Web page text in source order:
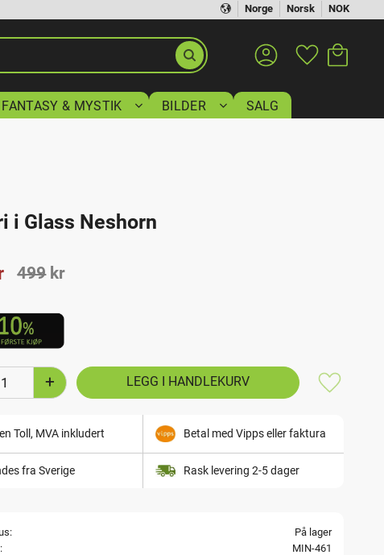
Norge Norsk NOK
Favoritter
FANTASY & MYSTIK BILDER SALG
i Glass Neshorn
pris:
Ordinær pris:
499kr
+
Lagre
Toll, MVA inkludert Betal med Vipps eller faktura
fra Sverige Rask levering 2-5 dager
På lager
MIN-461